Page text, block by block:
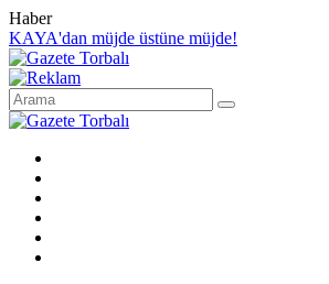
Haber
KAYA'dan müjde üstüne müjde!